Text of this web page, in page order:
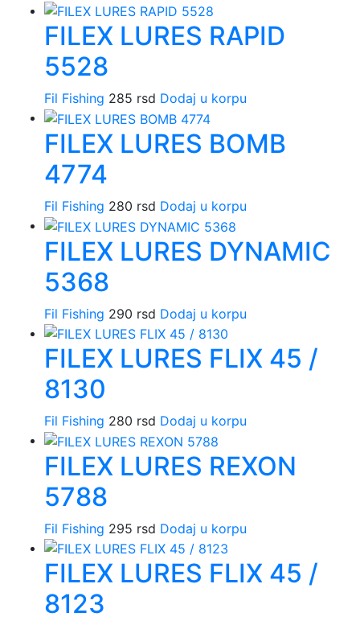
FILEX LURES RAPID
5528
Fil Fishing 285 rsd Dodaj u korpu
FILEX LURES BOMB
4774
Fil Fishing 280 rsd Dodaj u korpu
FILEX LURES DYNAMIC
5368
Fil Fishing 290 rsd Dodaj u korpu
FILEX LURES FLIX 45 /
8130
Fil Fishing 280 rsd Dodaj u korpu
FILEX LURES REXON
5788
Fil Fishing 295 rsd Dodaj u korpu
FILEX LURES FLIX 45 /
8123